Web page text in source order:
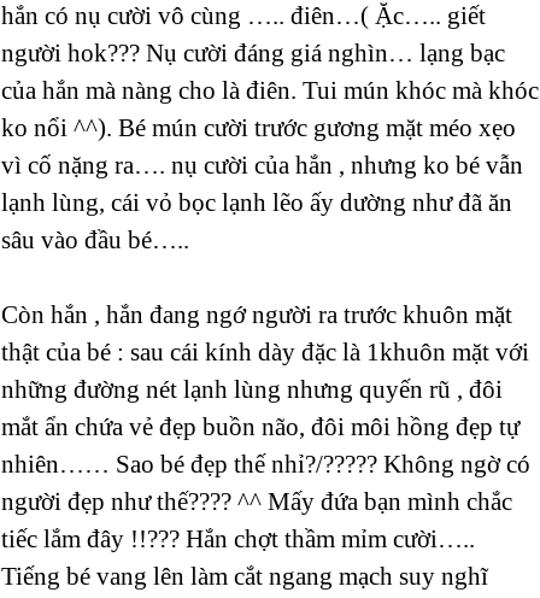
hắn có nụ cười vô cùng ….. điên…( Ặc….. giết
người hok??? Nụ cười đáng giá nghìn… lạng bạc
của hắn mà nàng cho là điên. Tui mún khóc mà khóc
ko nổi ^^). Bé mún cười trước gương mặt méo xẹo
vì cố nặng ra…. nụ cười của hắn , nhưng ko bé vẫn
lạnh lùng, cái vỏ bọc lạnh lẽo ấy dường như đã ăn
sâu vào đầu bé…..
Còn hắn , hắn đang ngớ người ra trước khuôn mặt
thật của bé : sau cái kính dày đặc là 1khuôn mặt với
những đường nét lạnh lùng nhưng quyến rũ , đôi
mắt ẩn chứa vẻ đẹp buồn não, đôi môi hồng đẹp tự
nhiên…… Sao bé đẹp thế nhỉ?/????? Không ngờ có
người đẹp như thế???? ^^ Mấy đứa bạn mình chắc
tiếc lắm đây !!??? Hắn chợt thầm mỉm cười…..
Tiếng bé vang lên làm cắt ngang mạch suy nghĩ